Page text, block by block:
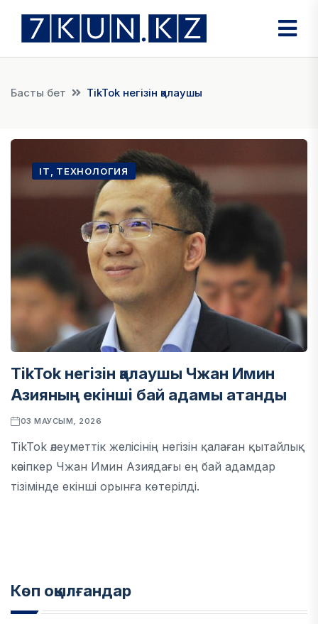
Басты бет TikTok негізін қалаушы
IT, ТЕХНОЛОГИЯ
TikTok негізін қалаушы Чжан Имин
Азияның екінші бай адамы атанды
03 МАУСЫМ, 2026
TikTok әлеуметтік желісінің негізін қалаған қытайлық
кәсіпкер Чжан Имин Азиядағы ең бай адамдар
тізімінде екінші орынға көтерілді.
Көп оқылғандар